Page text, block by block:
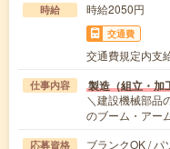
時給 時給2050円
交通費
交通費規定内支
仕事内容 製造（組立・加
＼建設機械部品
のブーム・アー
応募資格
ブランクOK / パ